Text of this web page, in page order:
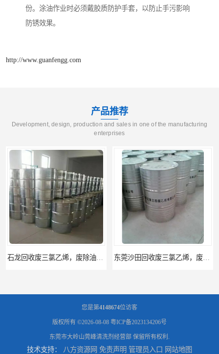
份。涂油作业时必须戴胶质防护手套，以防止手污影响
防锈效果。
http://www.guanfengg.com
产品推荐
Development, design, production and sales in one of the manufacturing
enterprises
您是第4148674位访客
版权所有 ©2026-08-08 粤ICP备2023134206号
东莞市大岭山莞峰清洗剂经营部 保留所有权利.
技术支持： 八方资源网 免责声明 管理员入口 网站地图